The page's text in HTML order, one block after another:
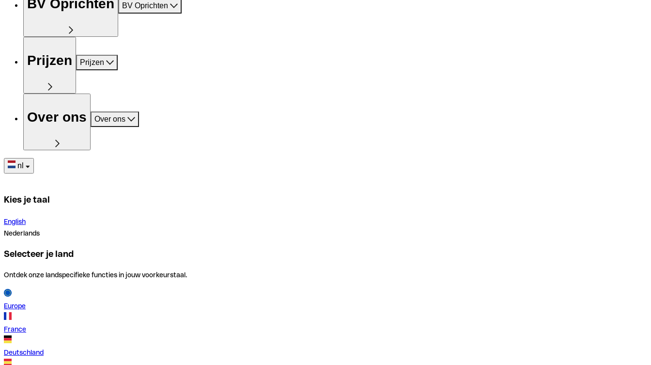
BV Oprichten BV Oprichten
Prijzen Prijzen
Over ons Over ons
nl
Kies je taal
English
Nederlands
Selecteer je land
Ontdek onze landspecifieke functies in jouw voorkeurstaal.
Europe
France
Deutschland